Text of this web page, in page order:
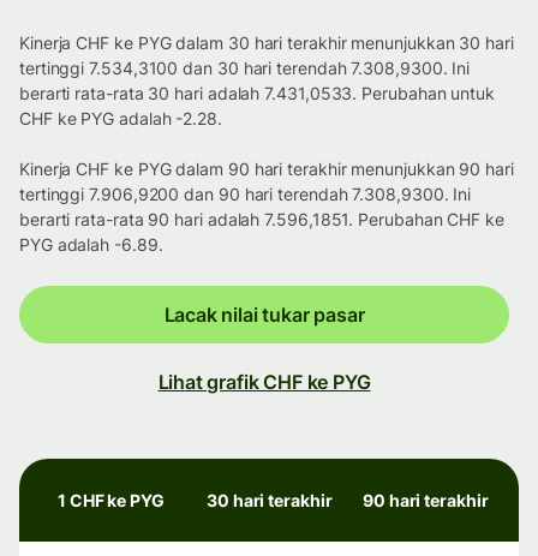
Kinerja CHF ke PYG dalam 30 hari terakhir menunjukkan 30 hari
tertinggi 7.534,3100 dan 30 hari terendah 7.308,9300. Ini
berarti rata-rata 30 hari adalah 7.431,0533. Perubahan untuk
CHF ke PYG adalah -2.28.
Kinerja CHF ke PYG dalam 90 hari terakhir menunjukkan 90 hari
tertinggi 7.906,9200 dan 90 hari terendah 7.308,9300. Ini
berarti rata-rata 90 hari adalah 7.596,1851. Perubahan CHF ke
PYG adalah -6.89.
Lacak nilai tukar pasar
Lihat grafik CHF ke PYG
1 CHF ke PYG 30 hari terakhir 90 hari terakhir